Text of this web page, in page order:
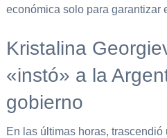
económica solo para garantizar
Kristalina
«instó» a la
gobierno
En las últimas horas,